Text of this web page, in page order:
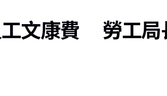
工文康費 勞工